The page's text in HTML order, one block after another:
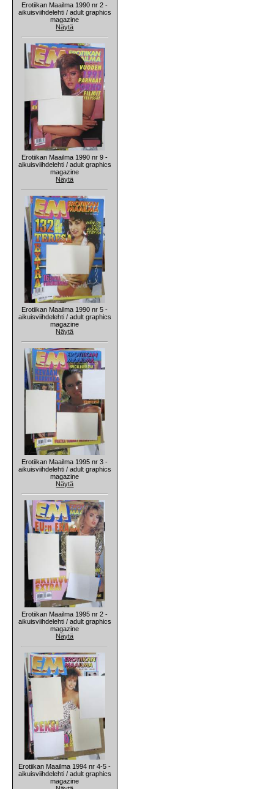
Erotiikan Maailma 1990 nr 2 -
aikuisviihdelehti / adult graphics
magazine
Näytä
Erotiikan Maailma 1990 nr 9 -
aikuisviihdelehti / adult graphics
magazine
Näytä
Erotiikan Maailma 1990 nr 5 -
aikuisviihdelehti / adult graphics
magazine
Näytä
Erotiikan Maailma 1995 nr 3 -
aikuisviihdelehti / adult graphics
magazine
Näytä
Erotiikan Maailma 1995 nr 2 -
aikuisviihdelehti / adult graphics
magazine
Näytä
Erotiikan Maailma 1994 nr 4-5 -
aikuisviihdelehti / adult graphics
magazine